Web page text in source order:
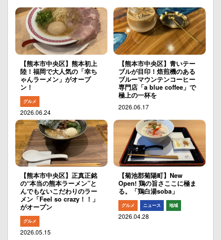
【熊本市中央区】熊本初上
陸！福岡で大人気の「幸ち
ゃんラーメン」がオープ
ン！
グルメ
2026.06.24
【熊本市中央区】青いテー
ブルが目印！焙煎機のある
ブルーマウンテンコーヒー
専門店「a blue coffee」で
極上の一杯を
2026.06.17
【熊本市中央区】正真正銘
の“本当の熊本ラーメン”と
んでもないこだわりのラー
メン「Feel so crazy！！」
がオープン
グルメ
2026.05.15
【菊池郡菊陽町】New
Open! 鶏の旨さここに極ま
る。「鶏白湯soba」
グルメ ニュース 地域
2026.04.28